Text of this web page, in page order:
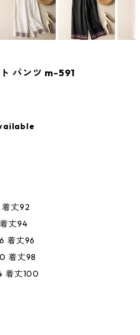
パンツ m-591
丈92
丈94
着丈96
着丈98
着丈100